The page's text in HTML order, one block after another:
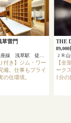
草雷門
付き】ジム・ワー
備。仕事もプライ
の住環境。
THE
89,000
ＪＲ
【全
ーク
1分の